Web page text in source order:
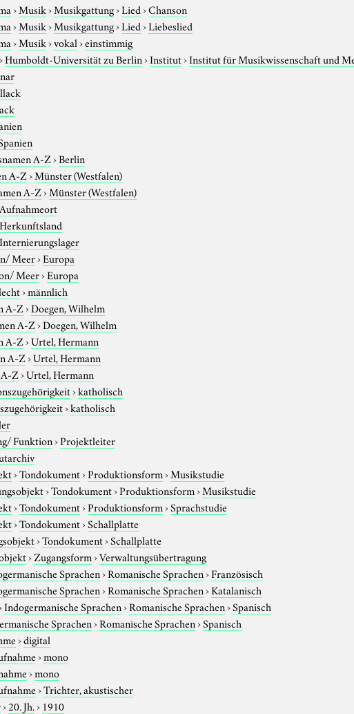
›Musik›Musikgattung›Lied›Chanson
›Musik›Musikgattung›Lied›Liebeslied
›Musik›vokal›einstimmig
›Humboldt-Universität zu Berlin›Institut›Institut für Musikwissenschaft und
A-Z›Berlin
A-Z›Münster (Westfalen)
A-Z›Münster (Westfalen)
Aufnahmeort
Herkunftsland
Internierungslager
Meer›Europa
Meer›Europa
›männlich
A-Z›Doegen, Wilhelm
A-Z›Doegen, Wilhelm
A-Z›Urtel, Hermann
A-Z›Urtel, Hermann
Z›Urtel, Hermann
›katholisch
›katholisch
Funktion›Projektleiter
›Tondokument›Produktionsform›Musikstudie
›Tondokument›Produktionsform›Musikstudie
›Tondokument›Produktionsform›Sprachstudie
›Tondokument›Schallplatte
›Tondokument›Schallplatte
›Zugangsform›Verwaltungsübertragung
Sprachen›Romanische Sprachen›Französisch
Sprachen›Romanische Sprachen›Katalanisch
Indogermanische Sprachen›Romanische Sprachen›Spanisch
Sprachen›Romanische Sprachen›Spanisch
›digital
›mono
›mono
›Trichter, akustischer
›20. Jh.› 1910